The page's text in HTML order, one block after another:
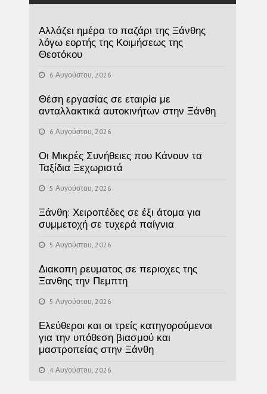
Αλλάζει ημέρα το παζάρι της Ξάνθης
λόγω εορτής της Κοιμήσεως της
Θεοτόκου
6 Αυγούστου, 2026
Θέση εργασίας σε εταιρία με
ανταλλακτικά αυτοκινήτων στην Ξάνθη
6 Αυγούστου, 2026
Οι Μικρές Συνήθειες που Κάνουν τα
Ταξίδια Ξεχωριστά
5 Αυγούστου, 2026
Ξάνθη: Χειροπέδες σε έξι άτομα για
συμμετοχή σε τυχερά παίγνια
5 Αυγούστου, 2026
Διακοπη ρευματος σε περιοχες της
Ξανθης την Πεμπτη
5 Αυγούστου, 2026
Ελεύθεροι και οι τρείς κατηγορούμενοι
για την υπόθεση βιασμού και
μαστροπείας στην Ξάνθη
4 Αυγούστου, 2026